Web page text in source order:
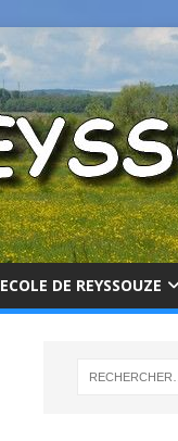
ECOLE DE REYSSOUZE